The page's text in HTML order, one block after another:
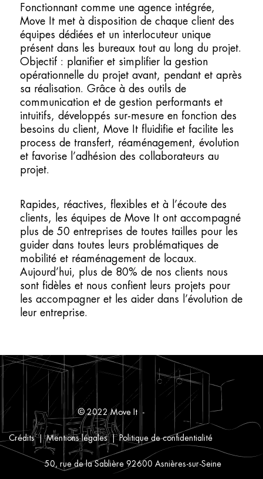
Fonctionnant comme une agence intégrée,
Move It met à disposition de chaque client des
équipes dédiées et un interlocuteur unique
présent dans les bureaux tout au long du projet.
Objectif : planifier et simplifier la gestion
opérationnelle du projet avant, pendant et après
sa réalisation. Grâce à des outils de
communication et de gestion performants et
intuitifs, développés sur-mesure en fonction des
besoins du client, Move It fluidifie et facilite les
process de transfert, réaménagement, évolution
et favorise l’adhésion des collaborateurs au
projet.
Rapides, réactives, flexibles et à l’écoute des
clients, les équipes de Move It ont accompagné
plus de 50 entreprises de toutes tailles pour les
guider dans toutes leurs problématiques de
mobilité et réaménagement de locaux.
Aujourd’hui, plus de 80% de nos clients nous
sont fidèles et nous confient leurs projets pour
les accompagner et les aider dans l’évolution de
leur entreprise.
© 2022 Move It -
Crédits Mentions légales Politique de confidentialité
50, rue de la Sablière 92600 Asnières-sur-Seine